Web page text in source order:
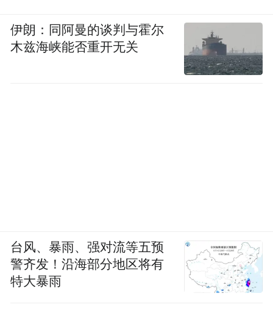
伊朗：同阿曼的谈判与霍尔
木兹海峡能否重开无关
台风、暴雨、强对流等五预
警齐发！沿海部分地区将有
特大暴雨